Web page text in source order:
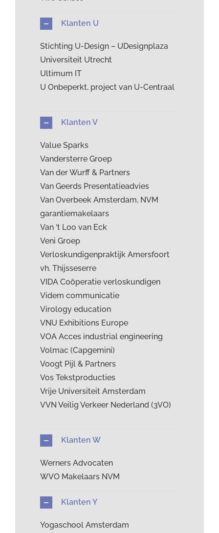
Klanten U
Stichting U-Design – UDesignplaza
Universiteit Utrecht
Ultimum IT
U Onbeperkt, project van U-Centraal
Klanten V
Value Sparks
Vandersterre Groep
Van der Wurff & Partners
Van Geerds Presentatieadvies
Van Overbeek Amsterdam, NVM
garantiemakelaars
Van ‘t Loo van Eck
Veni Groep
Verloskundigenpraktijk Amersfoort
vh. Thijsseserre
VIDA Coöperatie verloskundigen
Videm communicatie
Virology education
VNU Exhibitions Europe
VOA Acces industrial engineering
Volmac (Capgemini)
Voogt Pijl & Partners
Vos Tekstproducties
Vrije Universiteit Amsterdam
VVN Veilig Verkeer Nederland (3VO)
Klanten W
Werners Advocaten
WVO Makelaars NVM
Klanten Y
Yogaschool Amsterdam